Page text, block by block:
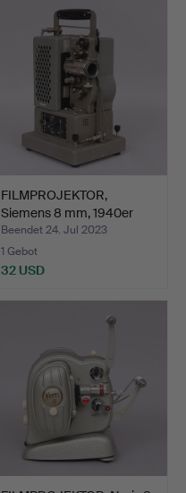
FILMPROJEKTOR,
Siemens 8 mm, 1940er
Jahre,…
Beendet 24. Jul 2023
1 Gebot
32 USD